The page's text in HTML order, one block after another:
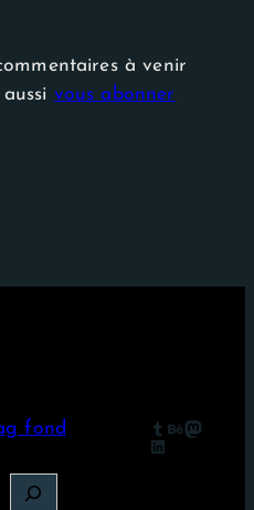
à venir
vous abonner
Tumblr Behance Mastodon
LinkedIn